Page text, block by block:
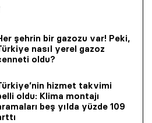
şehrin bir gazozu var! Peki,
nasıl yerel gazoz
oldu?
hizmet takvimi
oldu: Klima montajı
beş yılda yüzde 109